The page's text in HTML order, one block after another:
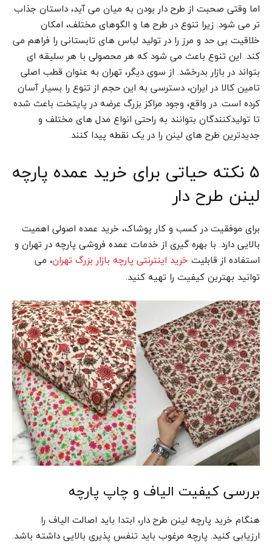
اما وقتی صحبت از طرح دار بودن به میان می آید، داستان جذاب
تر می شود. زیرا تنوع در طرح ها و الگوهای مختلف، امکان
خلاقیت بی حد و مرز را در تولید لباس های تابستانی را فراهم می
کند. این تنوع باعث می شود که هر محصولی با هر سلیقه ای
بتواند در بازار بدرخشد. از سوی دیگر، تهران به عنوان قطب اصلی
تامین کالا در ایران، دسترسی به این حجم از تنوع را بسیار آسان
کرده است. در واقع، وجود مراکز بزرگ عرضه در پایتخت باعث شده
تا تولیدکنندگان بتوانند به راحتی انواع مدل های مختلف و
جدیدترین طرح های لینن را در یک نقطه پیدا کنند.
۵ نکته حیاتی برای خرید عمده پارچه
لینن طرح دار
برای موفقیت در کسب و کار پوشاک، خرید عمده اصولی اهمیت
بالایی دارد. با بهره گیری از خدمات عمده فروشی پارچه در تهران و
استفاده از قابلیت خرید اینترنتی پارچه بازار بزرگ تهران، می
توانید بهترین کیفیت را تهیه کنید.
بررسی کیفیت الیاف و چاپ پارچه
هنگام خرید پارچه لینن طرح دار، ابتدا باید اصالت الیاف را
ارزیابی کنید. پارچه مرغوب باید تنفس پذیری بالایی داشته باشد.